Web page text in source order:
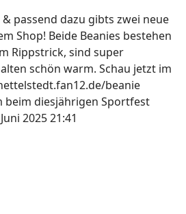
passend dazu gibts zwei neue
Shop! Beide Beanies bestehen
Rippstrick, sind super
schön warm. Schau jetzt im
beanie
beim diesjährigen Sportfest
2025 21:41